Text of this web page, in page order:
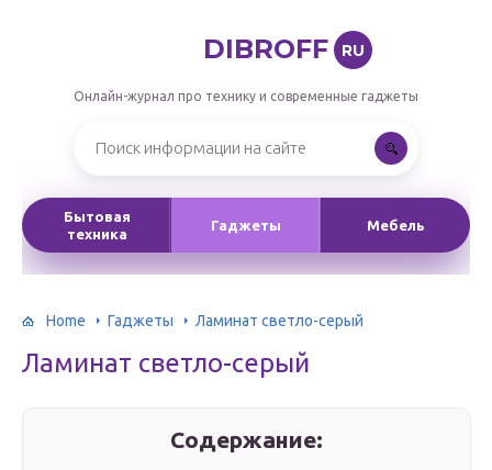
DIBROFF RU
Онлайн-журнал про технику и современные гаджеты
Бытовая
техника
Гаджеты Мебель
Home Гаджеты Ламинат светло-серый
Ламинат светло-серый
Содержание: